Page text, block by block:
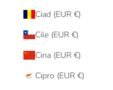
Ciad (EUR €)
Cile (EUR €)
Cina (EUR €)
Cipro (EUR €)